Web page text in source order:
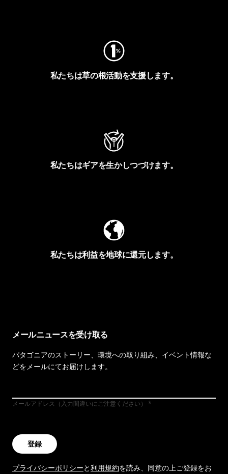
私たちは草の根活動を支援します。
私たちはギアを生かしつづけます。
私たちは利益を地球に還元します。
メールニュースを受け取る
パタゴニアのストーリー、環境への取り組み、イベント情報な
どをメールにてお届けします。
メールアドレス（入力間違いにご注意ください）
登録
プライバシーポリシーと利用規約を読み、同意の上ご登録をお